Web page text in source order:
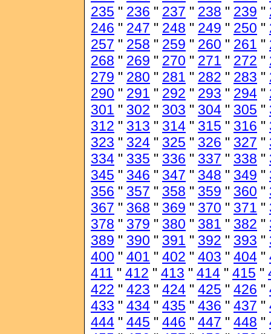
235 " 236 " 237 " 238 " 239 "
246 " 247 " 248 " 249 " 250 "
257 " 258 " 259 " 260 " 261 "
268 " 269 " 270 " 271 " 272 "
279 " 280 " 281 " 282 " 283 "
290 " 291 " 292 " 293 " 294 "
301 " 302 " 303 " 304 " 305 "
312 " 313 " 314 " 315 " 316 "
323 " 324 " 325 " 326 " 327 "
334 " 335 " 336 " 337 " 338 "
345 " 346 " 347 " 348 " 349 "
356 " 357 " 358 " 359 " 360 "
367 " 368 " 369 " 370 " 371 "
378 " 379 " 380 " 381 " 382 "
389 " 390 " 391 " 392 " 393 "
400 " 401 " 402 " 403 " 404 "
411 " 412 " 413 " 414 " 415 "
422 " 423 " 424 " 425 " 426 "
433 " 434 " 435 " 436 " 437 "
444 " 445 " 446 " 447 " 448 "